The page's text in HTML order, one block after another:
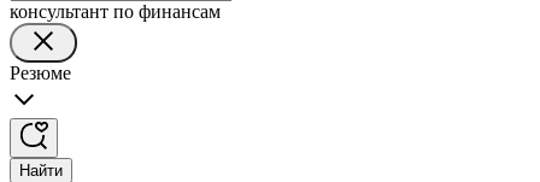
консультант по финансам
Резюме
Найти